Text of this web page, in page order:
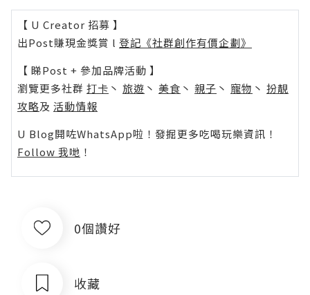
【 U Creator 招募 】
出Post賺現金獎賞 l 登記《社群創作有價企劃》
【 睇Post + 參加品牌活動 】
瀏覽更多社群 打卡 丶 旅遊 丶 美食 丶 親子 丶 寵物 丶 扮靚
攻略及 活動情報
U Blog開咗WhatsApp啦！發掘更多吃喝玩樂資訊！
Follow 我哋 ！
0個讚好
收藏